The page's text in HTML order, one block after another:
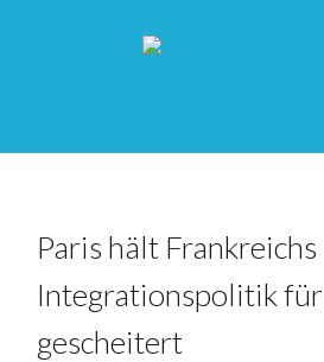
Paris hält Frankreichs
Integrationspolitik für
gescheitert